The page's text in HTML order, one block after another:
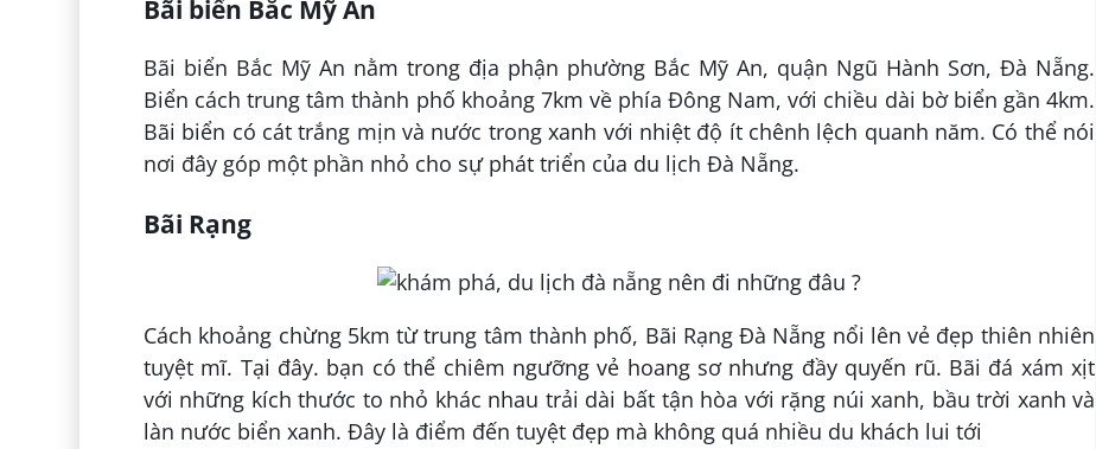
Bãi biển Bắc Mỹ An
Bãi biển Bắc Mỹ An nằm trong địa phận phường Bắc Mỹ An, quận Ngũ Hành Sơn, Đà Nẵng.
Biển cách trung tâm thành phố khoảng 7km về phía Đông Nam, với chiều dài bờ biển gần 4km.
Bãi biển có cát trắng mịn và nước trong xanh với nhiệt độ ít chênh lệch quanh năm. Có thể nói
nơi đây góp một phần nhỏ cho sự phát triển của du lịch Đà Nẵng.
Bãi Rạng
Cách khoảng chừng 5km từ trung tâm thành phố, Bãi Rạng Đà Nẵng nổi lên vẻ đẹp thiên nhiên
tuyệt mĩ. Tại đây. bạn có thể chiêm ngưỡng vẻ hoang sơ nhưng đầy quyến rũ. Bãi đá xám xịt
với những kích thước to nhỏ khác nhau trải dài bất tận hòa với rặng núi xanh, bầu trời xanh và
làn nước biển xanh. Đây là điểm đến tuyệt đẹp mà không quá nhiều du khách lui tới